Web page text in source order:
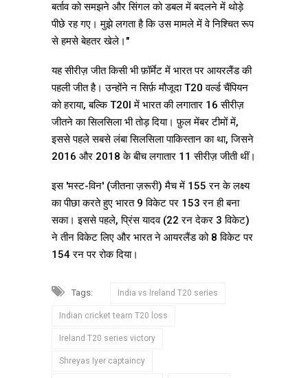
बर्ताव को समझने और सिंगल को डबल में बदलने में थोड़े
पीछे रह गए। मुझे लगता है कि उस मामले में वे निश्चित रूप
से हमसे बेहतर खेले।"
यह सीरीज़ जीत किसी भी फ़ॉर्मेट में भारत पर आयरलैंड की
पहली जीत है। उन्होंने न सिर्फ़ मौजूदा T20 वर्ल्ड चैंपियन
को हराया, बल्कि T20I में भारत की लगातार 16 सीरीज़
जीतने का सिलसिला भी तोड़ दिया। फ़ुल मेंबर टीमों में,
इससे पहले सबसे लंबा सिलसिला पाकिस्तान का था, जिसने
2016 और 2018 के बीच लगातार 11 सीरीज़ जीती थीं।
इस 'मस्ट-विन' (जीतना ज़रूरी) मैच में 155 रन के लक्ष्य
का पीछा करते हुए भारत 9 विकेट पर 153 रन ही बना
सका। इससे पहले, प्रिंस यादव (22 रन देकर 3 विकेट)
ने तीन विकेट लिए और भारत ने आयरलैंड को 8 विकेट पर
154 रन पर रोक दिया।
Tags: India vs Ireland T20 series
Indian cricket team T20 loss
Ireland T20 series victory
Shreyas Iyer captaincy